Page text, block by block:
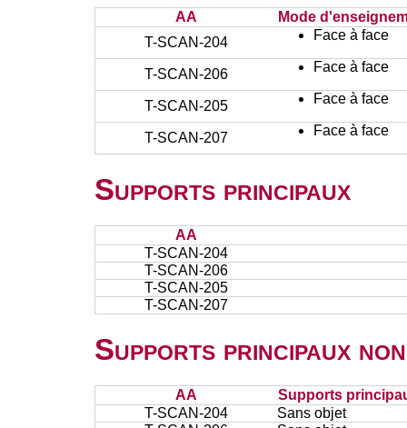
AA
Mode
T-SCAN-204
Face à face
T-SCAN-206 Face à face
T-SCAN-205 Face à face
T-SCAN-207 Face à face
Supports principaux
AA
T-SCAN-204
T-SCAN-206
T-SCAN-205
T-SCAN-207
Supports principaux
AA
Supports
T-SCAN-204
Sans objet